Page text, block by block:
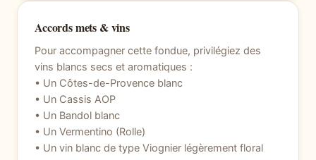
Accords mets & vins
Pour accompagner cette fondue, privilégiez des
vins blancs secs et aromatiques :
• Un Côtes-de-Provence blanc
• Un Cassis AOP
• Un Bandol blanc
• Un Vermentino (Rolle)
• Un vin blanc de type Viognier légèrement floral